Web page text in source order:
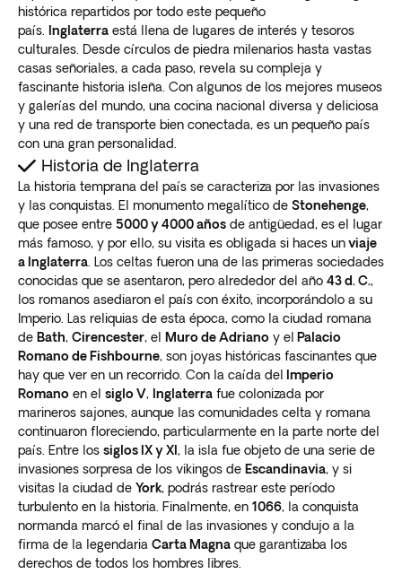
histórica repartidos por todo este pequeño
país.
Inglaterra está llena de lugares de interés y tesoros
culturales. Desde círculos de piedra milenarios hasta vastas
casas señoriales, a cada paso, revela su compleja y
fascinante historia isleña. Con algunos de los mejores museos
y galerías del mundo, una cocina nacional diversa y deliciosa
y una red de transporte bien conectada, es un pequeño país
con una gran personalidad.
Historia de Inglaterra
La historia temprana del país se caracteriza por las invasiones
y las conquistas. El monumento megalítico de Stonehenge,
que posee entre 5000 y 4000 años de antigüedad, es el lugar
más famoso, y por ello, su visita es obligada si haces unviaje
a Inglaterra . Los celtas fueron una de las primeras sociedades
conocidas que se asentaron, pero alrededor del año 43 d. C.,
los romanos asediaron el país con éxito, incorporándolo a su
Imperio. Las reliquias de esta época, como la ciudad romana
de Bath, Cirencester, el Muro de Adriano y el Palacio
Romano de Fishbourne, son joyas históricas fascinantes que
hay que ver en un recorrido. Con la caída del
Imperio
Romano en el siglo V, Inglaterra fue colonizada por
marineros sajones, aunque las comunidades celta y romana
continuaron floreciendo, particularmente en la parte norte del
país. Entre los siglos IX y XI , la isla fue objeto de una serie de
invasiones sorpresa de los vikingos de Escandinavia, y si
visitas la ciudad de York, podrás rastrear este período
turbulento en la historia. Finalmente, en 1066, la conquista
normanda marcó el final de las invasiones y condujo a la
firma de la legendaria Carta Magna que garantizaba los
derechos de todos los hombres libres.